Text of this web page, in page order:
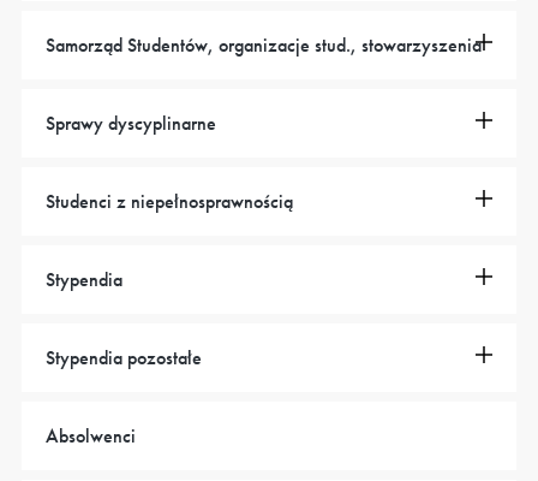
Samorząd Studentów, organizacje stud., stowarzyszenia
Sprawy dyscyplinarne
Studenci z niepełnosprawnością
Stypendia
Stypendia pozostałe
Absolwenci